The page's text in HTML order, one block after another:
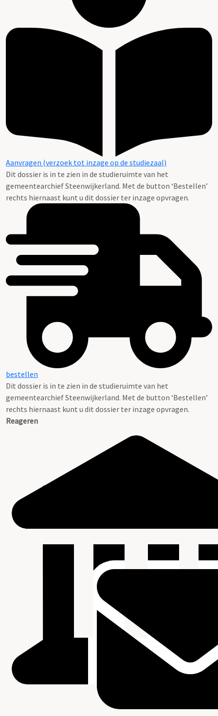
Aanvragen (verzoek tot inzage op de studiezaal)
Dit dossier is in te zien in de studieruimte van het
gemeentearchief Steenwijkerland. Met de button ‘Bestellen’
rechts hiernaast kunt u dit dossier ter inzage opvragen.
bestellen
Dit dossier is in te zien in de studieruimte van het
gemeentearchief Steenwijkerland. Met de button ‘Bestellen’
rechts hiernaast kunt u dit dossier ter inzage opvragen.
Reageren